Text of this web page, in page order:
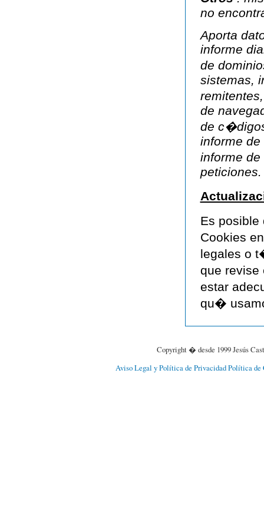
no
Aporta
informe
de
sistemas,
de
de
informe
informe
peticiones.
Es
Cookies
legales o
que
estar
qu�
Copyright � desde 1999 Jesús
Aviso Legal y Política de PrivacidadPolítica de